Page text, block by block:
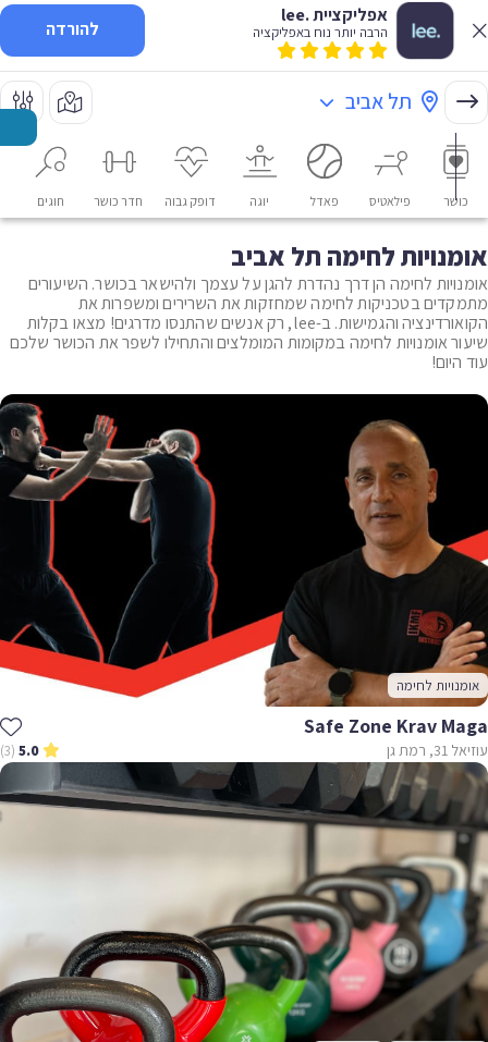
אפליקציית .lee
הרבה יותר נוח באפליקציה להורדה
תל אביב
כושר פילאטיס פאדל יוגה דופק גבוה חדר כושר חוגים
אומנויות לחימה תל אביב
אומנויות לחימה הן דרך נהדרת להגן על עצמך ולהישאר בכושר. השיעורים
מתמקדים בטכניקות לחימה שמחזקות את השרירים ומשפרות את
הקואורדינציה והגמישות. ב-lee, רק אנשים שהתנסו מדרגים! מצאו בקלות
שיעור אומנויות לחימה במקומות המומלצים והתחילו לשפר את הכושר שלכם
עוד היום!
אומנויות לחימה
Safe Zone Krav Maga
עוזיאל 31, רמת גן 5.0
(3)